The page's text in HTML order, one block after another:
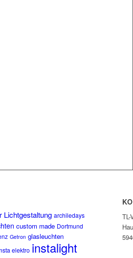
Lichtgestaltung archiledays
custom made Dortmund
Getron glasleuchten
elektro instalight